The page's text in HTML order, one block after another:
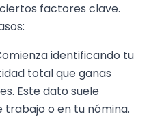
factores clave.
identificando tu
total que ganas
Este dato suele
o en tu nómina.